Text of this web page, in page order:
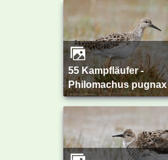
55 Kampfläufer -
Philomachus pugnax